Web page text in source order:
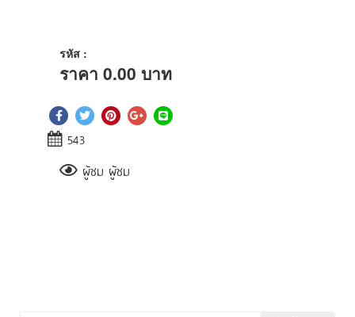
รหัส :
ราคา 0.00 บาท
543
ผู้ชม ผู้ชม